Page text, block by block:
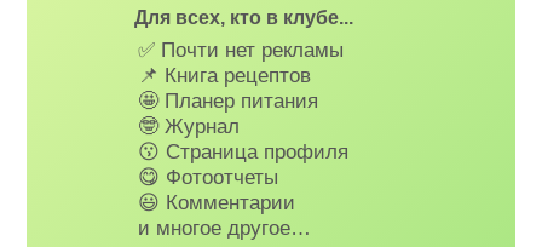
Для всех, кто в клубе...
✅ Почти нет рекламы
📌 Книга рецептов
🤩 Планер питания
🤓 Журнал
😗 Страница профиля
😋 Фотоотчеты
😃 Комментарии
и многое другое…